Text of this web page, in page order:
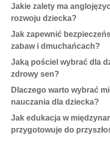
Jakie zalety ma
rozwoju dziecka?
Jak zapewnić
zabaw i dmuchańcach?
Jaką pościel wybrać dla
zdrowy sen?
Dlaczego warto wybrać
nauczania dla dziecka?
Jak edukacja w
przygotowuje do